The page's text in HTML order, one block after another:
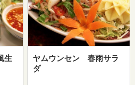
生
ヤムウンセン 春雨サラ
ダ